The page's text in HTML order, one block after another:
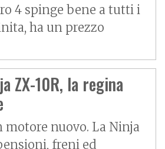
4 spinge bene a tutti i
ha un prezzo
ZX-10R, la regina
motore nuovo. La Ninja
freni ed